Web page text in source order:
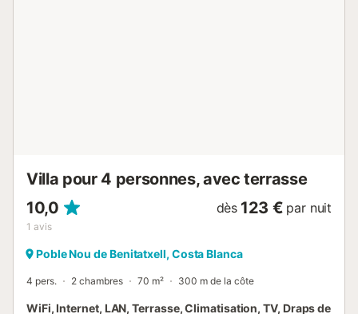
Villa pour 4 personnes, avec terrasse
10,0
1 avis
dès 123 € par nuit
Poble Nou de Benitatxell, Costa Blanca
4 pers. 2 chambres 70 m² 300 m de la côte
WiFi, Internet, LAN, Terrasse, Climatisation, TV, Draps de